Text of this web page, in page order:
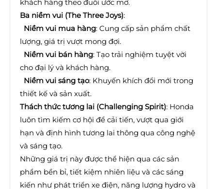
khách hàng theo đuổi ước mơ.
Ba niềm vui (The Three Joys):
Niềm vui mua hàng: Cung cấp sản phẩm chất
lượng, giá trị vượt mong đợi.
Niềm vui bán hàng: Tạo trải nghiệm tuyệt vời
cho đại lý và khách hàng.
Niềm vui sáng tạo: Khuyến khích đổi mới trong
thiết kế và sản xuất.
Thách thức tương lai (Challenging Spirit): Honda
luôn tìm kiếm cơ hội để cải tiến, vượt qua giới
hạn và định hình tương lai thông qua công nghệ
và sáng tạo.
Những giá trị này được thể hiện qua các sản
phẩm bền bỉ, tiết kiệm nhiên liệu và các sáng
kiến như phát triển xe điện, năng lượng hydro và